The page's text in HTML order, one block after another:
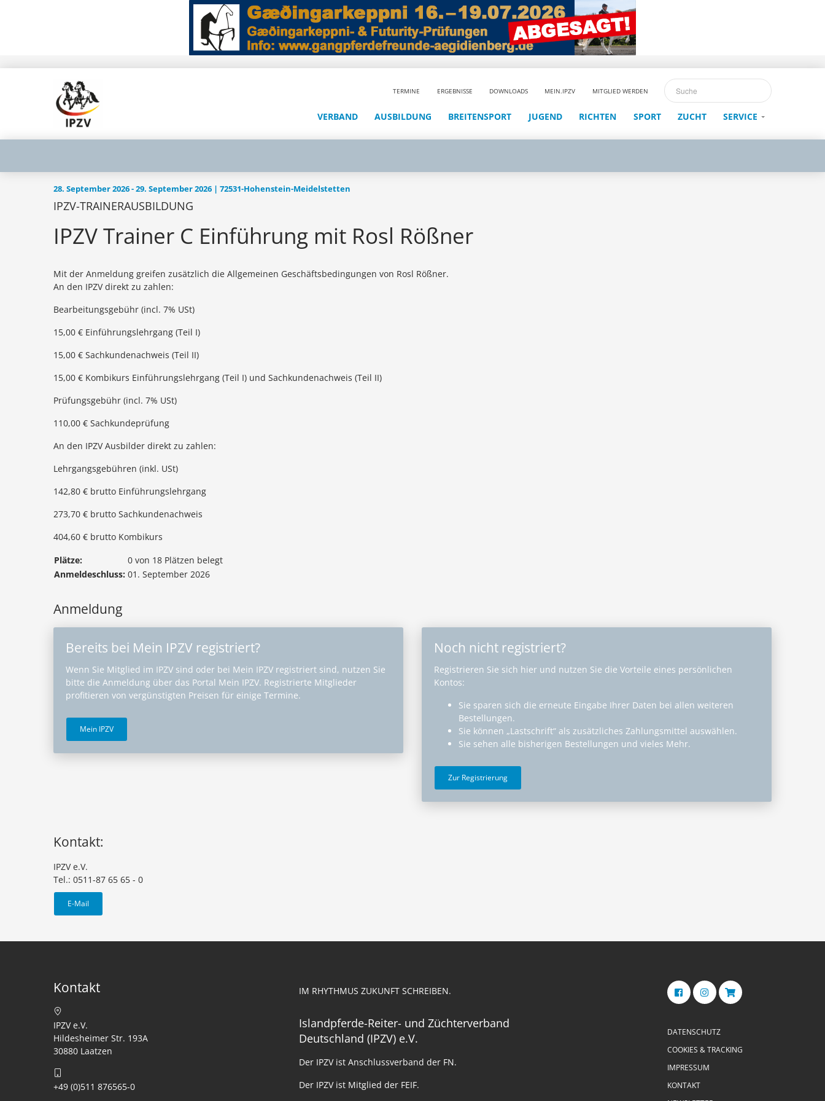
TERMINE ERGEBNISSE DOWNLOADS MEIN.IPZV MITGLIED WERDEN
VERBAND AUSBILDUNG BREITENSPORT JUGEND RICHTEN SPORT ZUCHT SERVICE
28. September 2026 - 29. September 2026 | 72531-Hohenstein-Meidelstetten
IPZV-TRAINERAUSBILDUNG
IPZV Trainer C Einführung mit Rosl Rößner
Mit der Anmeldung greifen zusätzlich die Allgemeinen Geschäftsbedingungen von Rosl Rößner.
An den IPZV direkt zu zahlen:
Bearbeitungsgebühr (incl. 7% USt)
15,00 € Einführungslehrgang (Teil I)
15,00 € Sachkundenachweis (Teil II)
15,00 € Kombikurs Einführungslehrgang (Teil I) und Sachkundenachweis (Teil II)
Prüfungsgebühr (incl. 7% USt)
110,00 € Sachkundeprüfung
An den IPZV Ausbilder direkt zu zahlen:
Lehrgangsgebühren (inkl. USt)
142,80 € brutto Einführungslehrgang
273,70 € brutto Sachkundenachweis
404,60 € brutto Kombikurs
Plätze:
0 von 18 Plätzen belegt
Anmeldeschluss: 01. September 2026
Anmeldung
Bereits bei Mein IPZV registriert?
Wenn Sie Mitglied im IPZV sind oder bei Mein IPZV registriert sind, nutzen Sie
bitte die Anmeldung über das Portal Mein IPZV. Registrierte Mitglieder
profitieren von vergünstigten Preisen für einige Termine.
Mein IPZV
Noch nicht registriert?
Registrieren Sie sich hier und nutzen Sie die Vorteile eines persönlichen
Kontos:
Sie sparen sich die erneute Eingabe Ihrer Daten bei allen weiteren
Bestellungen.
Sie können „Lastschrift“ als zusätzliches Zahlungsmittel auswählen.
Sie sehen alle bisherigen Bestellungen und vieles Mehr.
Zur Registrierung
Kontakt:
IPZV e.V.
Tel.: 0511-87 65 65 - 0
E-Mail
Kontakt
IPZV e.V.
Hildesheimer Str. 193A
30880 Laatzen
+49 (0)511 876565-0
IM RHYTHMUS ZUKUNFT SCHREIBEN.
Islandpferde-Reiter- und Züchterverband
Deutschland (IPZV) e.V.
Der IPZV ist Anschlussverband der FN.
Der IPZV ist Mitglied der FEIF.
DATENSCHUTZ
COOKIES & TRACKING
IMPRESSUM
KONTAKT